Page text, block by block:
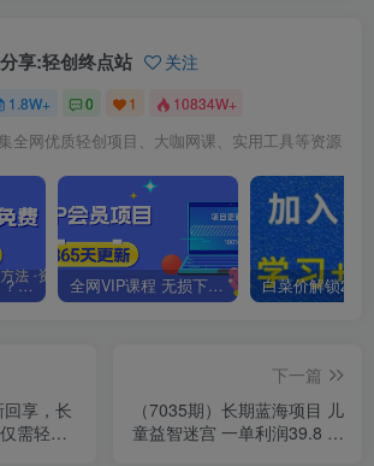
享:轻创终点站 关注
1.8W+ 0 1 10834W+
全网优质轻创项目、大咖网课、实用工具等资源
你还在到处找项目？还在当韭菜？我靠卖项目一个月收入5万+，曾经我也是个失败者。 全网VIP课程 无损下载~.~
回享，长
需轻松
下一篇
（7035期）长期蓝海项目 儿
童益智迷宫 一单利润39.8 几